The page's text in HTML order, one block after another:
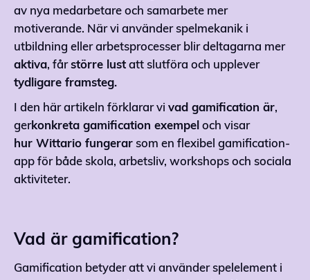
av nya medarbetare och samarbete mer
motiverande. När vi använder spelmekanik i
utbildning eller arbetsprocesser blir deltagarna mer
aktiva, fårstörre lust att slutföra och upplever
tydligare framsteg.
I den här artikeln förklarar vi vad gamification är,
gerkonkreta gamification exempel och visar
hur Wittario fungerar som en flexibel gamification-
app för både skola, arbetsliv, workshops och sociala
aktiviteter.
Vad är gamification?
Gamification betyder att vi använder spelelement i